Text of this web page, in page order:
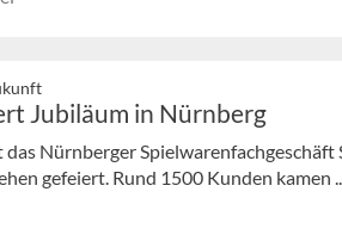
Jubiläum in Nürnberg
Nürnberger Spielwarenfachgeschäft
gefeiert. Rund 1500 Kunden kamen ...